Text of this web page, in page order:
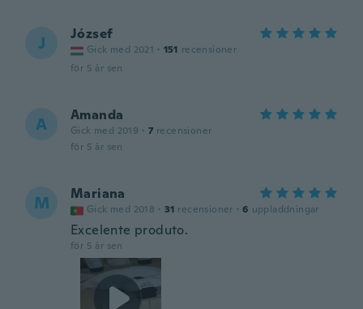
J József
Gick med 2021 · 151 recensioner
för 5 år sen
A Amanda
Gick med 2019 · 7 recensioner
för 5 år sen
M Mariana
Gick med 2018 · 31 recensioner · 6 uppladdningar
Excelente produto.
för 5 år sen